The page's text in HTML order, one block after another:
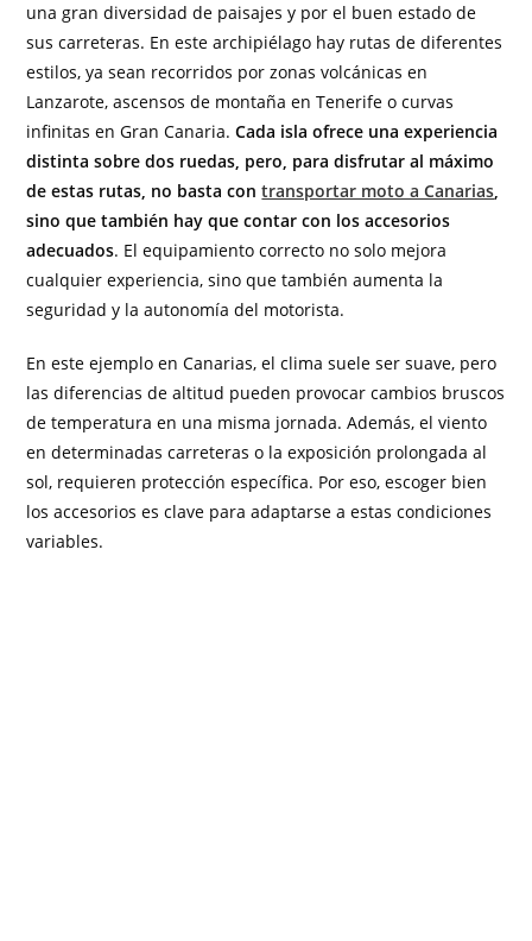
una gran diversidad de paisajes y por el buen estado de
sus carreteras. En este archipiélago hay rutas de diferentes
estilos, ya sean recorridos por zonas volcánicas en
Lanzarote, ascensos de montaña en Tenerife o curvas
infinitas en Gran Canaria.Cada isla ofrece una experiencia
distinta sobre dos ruedas, pero, para disfrutar al máximo
de estas rutas, no basta contransportar moto a Canarias,
sino que también hay que contar con los accesorios
adecuados. El equipamiento correcto no solo mejora
cualquier experiencia, sino que también aumenta la
seguridad y la autonomía del motorista.
En este ejemplo en Canarias, el clima suele ser suave, pero
las diferencias de altitud pueden provocar cambios bruscos
de temperatura en una misma jornada. Además, el viento
en determinadas carreteras o la exposición prolongada al
sol, requieren protección específica. Por eso, escoger bien
los accesorios es clave para adaptarse a estas condiciones
variables.